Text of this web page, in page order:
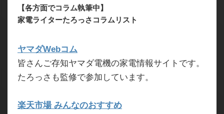
【各方面でコラム執筆中】
家電ライターたろっさコラムリスト
ヤマダWebコム
皆さんご存知ヤマダ電機の家電情報サイトです。
たろっさも監修で参加しています。
楽天市場 みんなのおすすめ